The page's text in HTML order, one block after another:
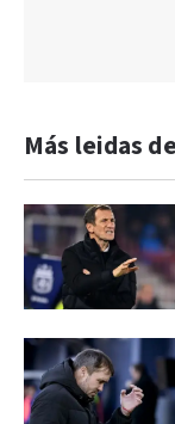
Más leidas